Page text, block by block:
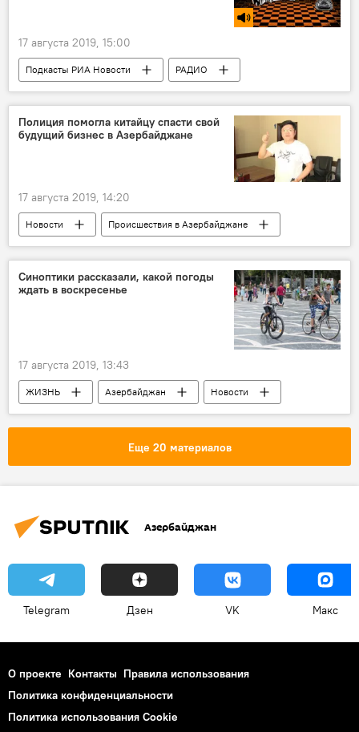
17 августа 2019, 15:00
Подкасты РИА Новости
РАДИО
МУЛЬТИМЕДИА
Новости
Полиция помогла китайцу спасти свой
будущий бизнес в Азербайджане
17 августа 2019, 14:20
Новости
Происшествия в Азербайджане
Азербайджан
ЖИЗНЬ
Происшествия
Синоптики рассказали, какой погоды
ждать в воскресенье
17 августа 2019, 13:43
ЖИЗНЬ Азербайджан Новости
Еще 20 материалов
Азербайджан
Telegram Дзен VK Макс
О проекте Контакты Правила использования
Политика конфиденциальности
Политика использования Cookie